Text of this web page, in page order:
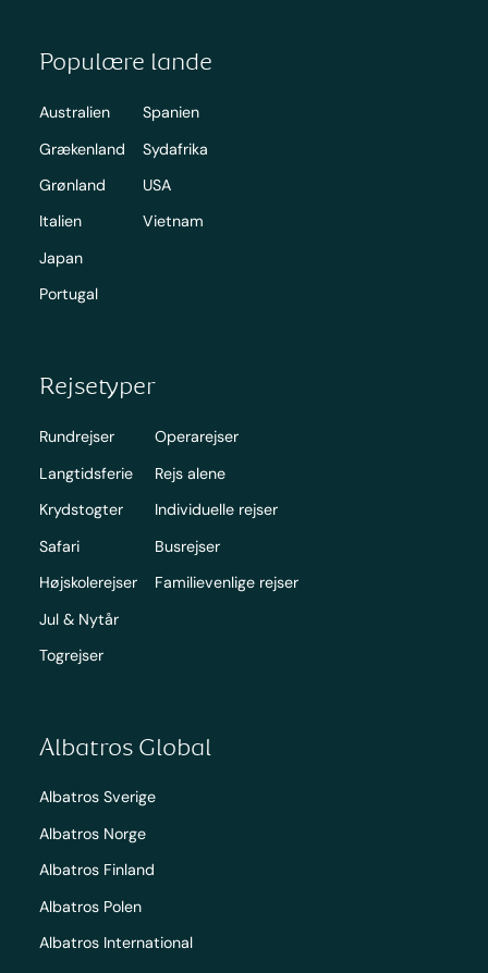
Populære lande
Australien
Grækenland
Grønland
Italien
Japan
Portugal
Spanien
Sydafrika
USA
Vietnam
Rejsetyper
Rundrejser
Langtidsferie
Krydstogter
Safari
Højskolerejser
Jul & Nytår
Togrejser
Operarejser
Rejs alene
Individuelle rejser
Busrejser
Familievenlige rejser
Albatros Global
Albatros Sverige
Albatros Norge
Albatros Finland
Albatros Polen
Albatros International